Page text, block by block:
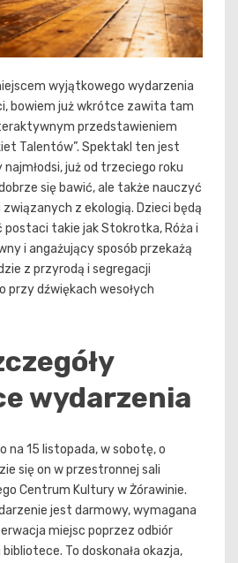
wyjątkowego wydarzenia
bowiem już wkrótce zawita tam
przedstawieniem
Talentów”. Spektakl ten jest
najmłodsi, już od trzeciego roku
się bawić, ale także nauczyć
z ekologią. Dzieci będą
postaci takie jak Stokrotka, Róża i
i angażujący sposób przekażą
z przyrodą i segregacji
przy dźwiękach wesołych
wydarzenia
na 15 listopada, w sobotę, o
się on w przestronnej sali
Centrum Kultury w Żórawinie.
jest darmowy, wymagana
miejsc poprzez odbiór
To doskonała okazja,